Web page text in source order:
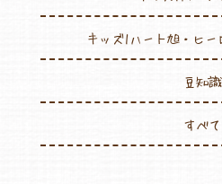
キッズ1ハート旭・ヒー
豆知識
すべて